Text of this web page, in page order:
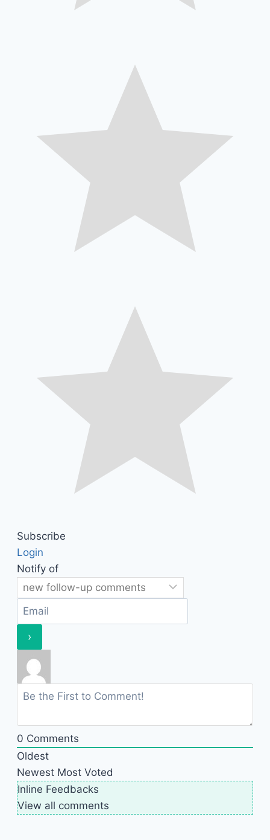
Subscribe
Login
Notify of
0 Comments
Oldest
Newest Most Voted
Inline Feedbacks
View all comments